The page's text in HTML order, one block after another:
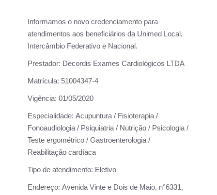
Informamos o novo credenciamento para
atendimentos aos beneficiários da Unimed Local,
Intercâmbio Federativo e Nacional.
Prestador: Decordis Exames Cardiológicos LTDA
Matrícula: 51004347-4
Vigência: 01/05/2020
Especialidade: Acupuntura / Fisioterapia /
Fonoaudiologia / Psiquiatria / Nutrição / Psicologia /
Teste ergométrico / Gastroenterologia /
Reabilitação cardíaca
Tipo de atendimento: Eletivo
Endereço: Avenida Vinte e Dois de Maio, n°6331,